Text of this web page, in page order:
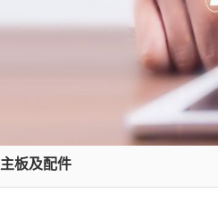
主板及配件